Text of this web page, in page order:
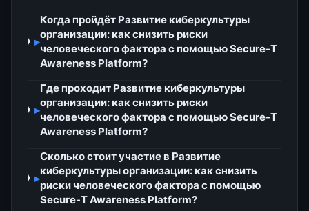
▸
Когда пройдёт Развитие киберкультуры
организации: как снизить риски
человеческого фактора с помощью Secure-T
Awareness Platform?
▸
Где проходит Развитие киберкультуры
организации: как снизить риски
человеческого фактора с помощью Secure-T
Awareness Platform?
▸
Сколько стоит участие в Развитие
киберкультуры организации: как снизить
риски человеческого фактора с помощью
Secure-T Awareness Platform?